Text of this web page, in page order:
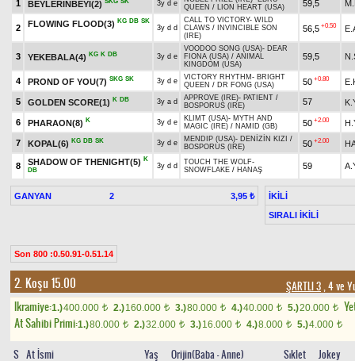
1 BEYLERİNBEYİ(2) 3y d e
QUEEN / LION HEART (USA) 59,5
2 FLOWING FLOOD(3) KG DB SK
3y d d
CALL TO VICTORY- WILD
CLAWS /
INVINCIBLE SON
(IRE)
56,5 +0.50
3 YEKEBALA(4) KG K DB 3y d e
VOODOO SONG (USA)- DEAR
FIONA (USA) / ANIMAL
KINGDOM (USA)
59,5
4 PROND OF YOU(7) SKG SK 3y d e VICTORY RHYTHM - BRIGHT
QUEEN / DR FONG (USA) 50 +0.80
5 GOLDEN SCORE(1) K DB 3y a d APPROVE (IRE)- PATIENT /
BOSPORUS (IRE)
57
6 PHARAON(8) K 3y d e KLIMT (USA)- MYTH AND
MAGIC (IRE) / NAMID (GB) 50 +2.00
7 KOPAL(6) KG DB SK 3y d e MENDIP (USA)- DENİZİN KIZI /
BOSPORUS (IRE)
50 +2.00
8 SHADOW OF THENIGHT(5) K
DB
3y d d TOUCH THE WOLF-
SNOWFLAKE / HANAŞ 59
GANYAN 2 3,95 ₺
İKİLİ
SIRALI İKİLİ
Son 800 :0.50.91-0.51.14
2. Koşu 15.00 ŞARTLI 3, 4 ve
Ikramiye:1.)400.000 t 2.)160.000 t 3.)80.000 t 4.)40.000 t 5.)20.000 t
At Sahibi Primi:1.)80.000 t 2.)32.000 t 3.)16.000 t 4.)8.000 t 5.)4.000 t
S At İsmi Yaş Orijin(Baba - Anne) Sıklet Jokey